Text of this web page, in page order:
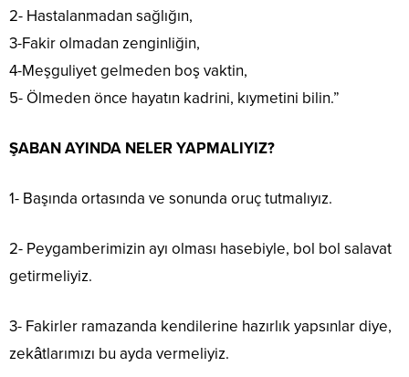
2- Hastalanmadan sağlığın,
3-Fakir olmadan zenginliğin,
4-Meşguliyet gelmeden boş vaktin,
5- Ölmeden önce hayatın kadrini, kıymetini bilin.”
ŞABAN AYINDA NELER YAPMALIYIZ?
1- Başında ortasında ve sonunda oruç tutmalıyız.
2- Peygamberimizin ayı olması hasebiyle, bol bol salavat
getirmeliyiz.
3- Fakirler ramazanda kendilerine hazırlık yapsınlar diye,
zekâtlarımızı bu ayda vermeliyiz.